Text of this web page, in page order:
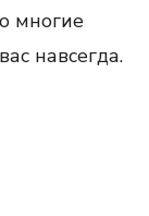
многие
навсегда.